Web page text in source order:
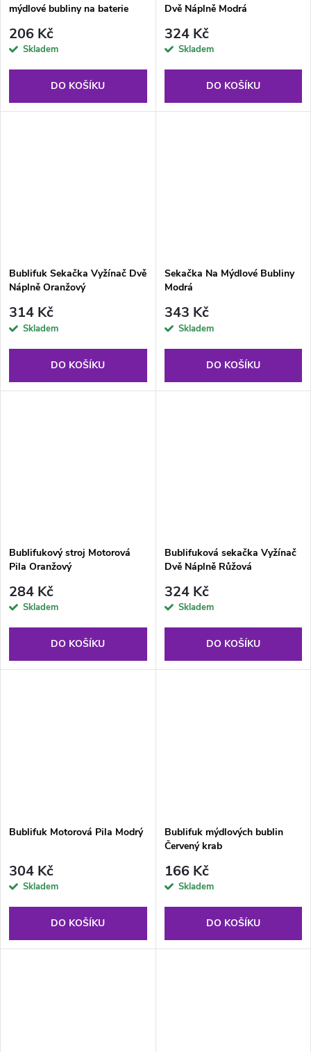
mýdlové bubliny na baterie
206 Kč
Skladem
DO KOŠÍKU
Dvě Náplně Modrá
324 Kč
Skladem
DO KOŠÍKU
Bublifuk Sekačka Vyžínač Dvě
Náplně Oranžový
314 Kč
Skladem
DO KOŠÍKU
Sekačka Na Mýdlové Bubliny
Modrá
343 Kč
Skladem
DO KOŠÍKU
Bublifukový stroj Motorová
Pila Oranžový
284 Kč
Skladem
DO KOŠÍKU
Bublifuková sekačka Vyžínač
Dvě Náplně Růžová
324 Kč
Skladem
DO KOŠÍKU
Bublifuk Motorová Pila Modrý
304 Kč
Skladem
DO KOŠÍKU
Bublifuk mýdlových bublin
Červený krab
166 Kč
Skladem
DO KOŠÍKU